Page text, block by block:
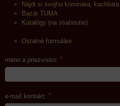
Nájdi si svojho kominára,
Bazár TUMA
Katalógy (na stiahnutie)
Ostatné formuláre
meno a priezvisko: *
e-mail kontakt: *